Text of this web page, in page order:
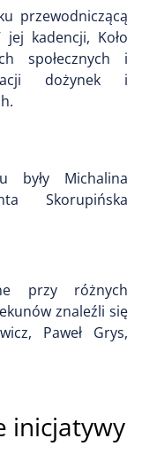
przewodniczącą
jej kadencji, Koło
społecznych i
dożynek i
były Michalina
Skorupińska
przy różnych
znaleźli się
Paweł Grys,
inicjatywy